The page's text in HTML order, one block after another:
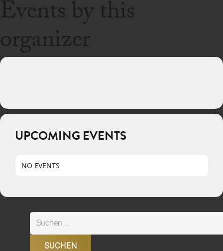
Events by this
organizer
UPCOMING EVENTS
NO EVENTS
Suchen
nach: